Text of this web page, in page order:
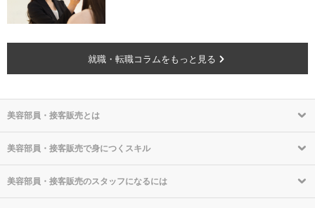
就職・転職コラムをもっと見る
美容部員・接客販売とは
美容部員・接客販売で身につくスキル
美容部員・接客販売のスタッフになるには